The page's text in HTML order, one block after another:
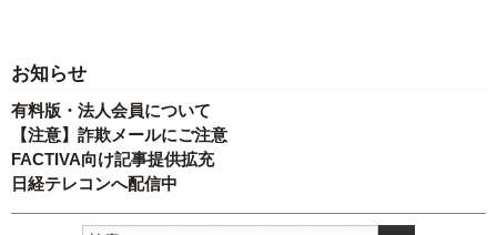
お知らせ
有料版・法人会員について
【注意】詐欺メールにご注意
FACTIVA向け記事提供拡充
日経テレコンへ配信中